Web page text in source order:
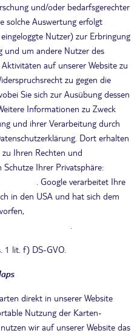
und/oder bedarfsgerechter
solche Auswertung erfolgt
Nutzer) zur Erbringung
und um andere Nutzer des
auf unserer Website zu
zu gegen die
Sie sich zur Ausübung dessen
Informationen zu Zweck
und ihrer Verarbeitung durch
Dort erhalten
Ihren Rechten und
Schutze Ihrer Privatsphäre:
. Google verarbeitet Ihre
in den USA und hat sich dem
1 lit. f) DS-GVO.
direkt in unserer Website
Nutzung der Karten-
wir auf unserer Website das